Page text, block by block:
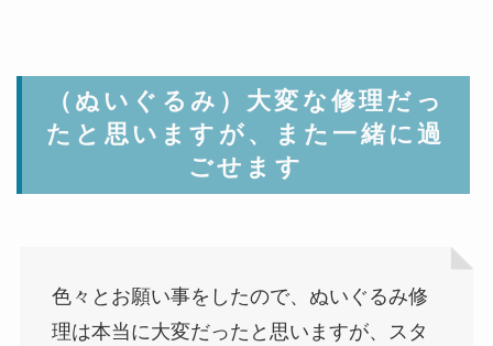
（ぬいぐるみ）大変な修理だっ
たと思いますが、また一緒に過
ごせます
色々とお願い事をしたので、ぬいぐるみ修
理は本当に大変だったと思いますが、スタ